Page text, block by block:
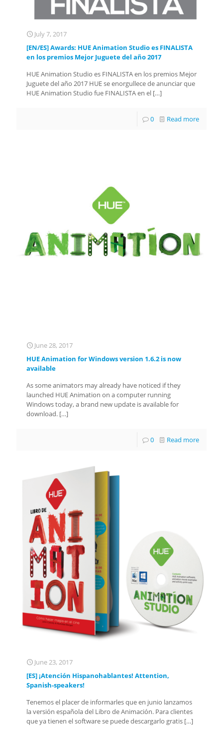
July 7, 2017
[EN/ES] Awards: HUE Animation Studio es FINALISTA
en los premios Mejor Juguete del año 2017
HUE Animation Studio es FINALISTA en los premios Mejor
Juguete del año 2017 HUE se enorgullece de anunciar que
HUE Animation Studio fue FINALISTA en el […]
0 Read more
June 28, 2017
HUE Animation for Windows version 1.6.2 is now
available
As some animators may already have noticed if they
launched HUE Animation on a computer running
Windows today, a brand new update is available for
download. […]
0 Read more
June 23, 2017
[ES] ¡Atención Hispanohablantes! Attention,
Spanish-speakers!
Tenemos el placer de informarles que en junio lanzamos
la versión española del Libro de Animación. Para clientes
que ya tienen el software se puede descargarlo gratis […]